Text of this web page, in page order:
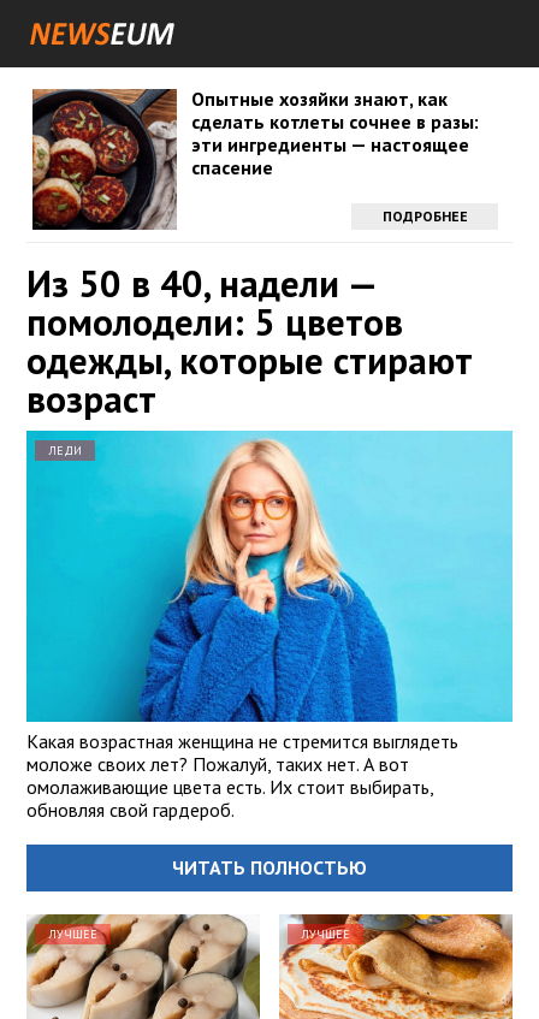
Опытные хозяйки знают, как
сделать котлеты сочнее в разы:
эти ингредиенты — настоящее
спасение
ПОДРОБНЕЕ
Из 50 в 40, надели —
помолодели: 5 цветов
одежды, которые стирают
возраст
ЛЕДИ
Какая возрастная женщина не стремится выглядеть
моложе своих лет? Пожалуй, таких нет. А вот
омолаживающие цвета есть. Их стоит выбирать,
обновляя свой гардероб.
ЧИТАТЬ ПОЛНОСТЬЮ
ЛУЧШЕЕ ЛУЧШЕЕ